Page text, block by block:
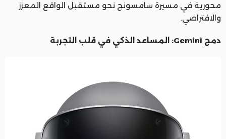
محورية في مسيرة سامسونج نحو مستقبل الواقع المعزز
والافتراضي.
دمج Gemini: المساعد الذكي في قلب التجربة